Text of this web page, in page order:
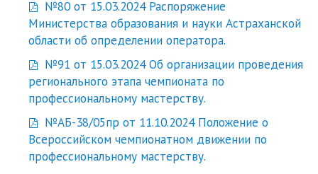
№80 от 15.03.2024 Распоряжение
Министерства образования и науки Астраханской
области об определении оператора.
№91 от 15.03.2024 Об организации проведения
регионального этапа чемпионата по
профессиональному мастерству.
№АБ-38/05пр от 11.10.2024 Положение о
Всероссийском чемпионатном движении по
профессиональному мастерству.